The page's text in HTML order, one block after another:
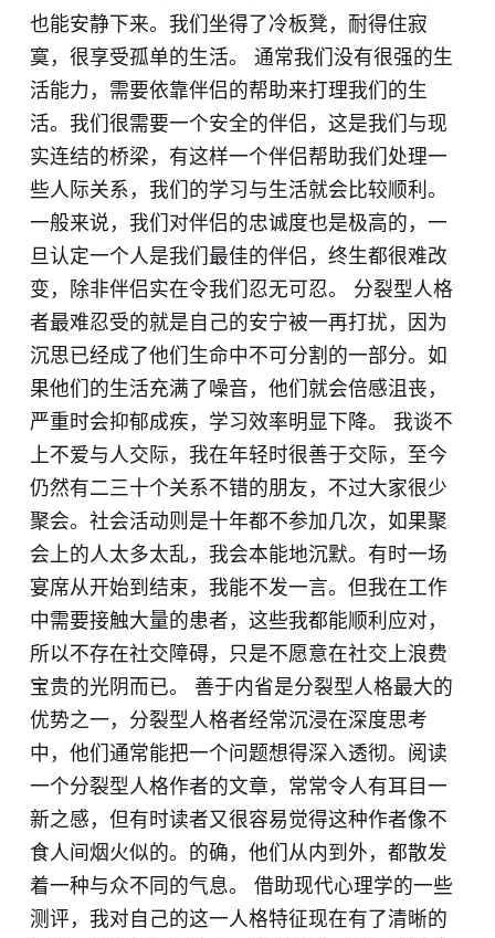
也能安静下来。我们坐得了冷板凳，耐得住寂
寞，很享受孤单的生活。 通常我们没有很强的生
活能力，需要依靠伴侣的帮助来打理我们的生
活。我们很需要一个安全的伴侣，这是我们与现
实连结的桥梁，有这样一个伴侣帮助我们处理一
些人际关系，我们的学习与生活就会比较顺利。
一般来说，我们对伴侣的忠诚度也是极高的，一
旦认定一个人是我们最佳的伴侣，终生都很难改
变，除非伴侣实在令我们忍无可忍。 分裂型人格
者最难忍受的就是自己的安宁被一再打扰，因为
沉思已经成了他们生命中不可分割的一部分。如
果他们的生活充满了噪音，他们就会倍感沮丧，
严重时会抑郁成疾，学习效率明显下降。 我谈不
上不爱与人交际，我在年轻时很善于交际，至今
仍然有二三十个关系不错的朋友，不过大家很少
聚会。社会活动则是十年都不参加几次，如果聚
会上的人太多太乱，我会本能地沉默。有时一场
宴席从开始到结束，我能不发一言。但我在工作
中需要接触大量的患者，这些我都能顺利应对，
所以不存在社交障碍，只是不愿意在社交上浪费
宝贵的光阴而已。 善于内省是分裂型人格最大的
优势之一，分裂型人格者经常沉浸在深度思考
中，他们通常能把一个问题想得深入透彻。阅读
一个分裂型人格作者的文章，常常令人有耳目一
新之感，但有时读者又很容易觉得这种作者像不
食人间烟火似的。的确，他们从内到外，都散发
着一种与众不同的气息。 借助现代心理学的一些
测评，我对自己的这一人格特征现在有了清晰的